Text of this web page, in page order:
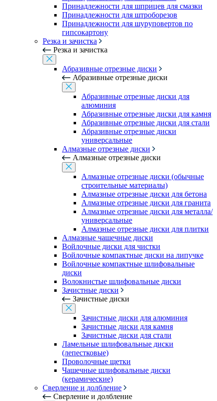
Принадлежности для шприцев для смазки
Принадлежности для штроборезов
Принадлежности для шуруповертов по
гипсокартону
Резка и зачистка
Резка и зачистка
Абразивные отрезные диски
Абразивные отрезные диски
Абразивные отрезные диски для
алюминия
Абразивные отрезные диски для камня
Абразивные отрезные диски для стали
Абразивные отрезные диски
универсальные
Алмазные отрезные диски
Алмазные отрезные диски
Алмазные отрезные диски (обычные
строительные материалы)
Алмазные отрезные диски для бетона
Алмазные отрезные диски для гранита
Алмазные отрезные диски для металла/
универсальные
Алмазные отрезные диски для плитки
Алмазные чашечные диски
Войлочные диски для чистки
Войлочные компактные диски на липучке
Войлочные компактные шлифовальные
диски
Волокнистые шлифовальные диски
Зачистные диски
Зачистные диски
Зачистные диски для алюминия
Зачистные диски для камня
Зачистные диски для стали
Ламельные шлифовальные диски
(лепестковые)
Проволочные щетки
Чашечные шлифовальные диски
(керамические)
Сверление и долбление
Сверление и долбление